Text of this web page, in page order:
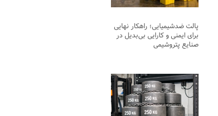
پالت ضدشیمیایی؛ راهکار نهایی
برای ایمنی و کارایی بی‌بدیل در
صنایع پتروشیمی